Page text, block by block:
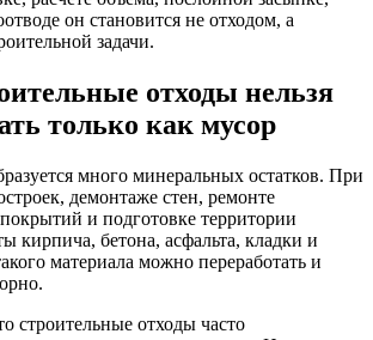
он становится не отходом, а
задачи.
отходы нельзя
только как мусор
много минеральных остатков. При
демонтаже стен, ремонте
и подготовке территории
кирпича, бетона, асфальта, кладки и
материала можно переработать и
строительные отходы часто